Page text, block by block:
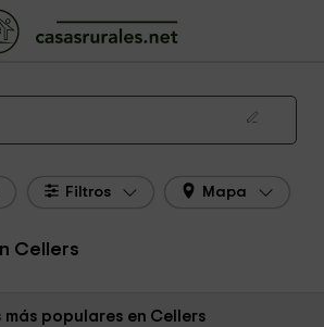
en Cellers de 2026
Filtros Mapa
Cellers
más populares en Cellers